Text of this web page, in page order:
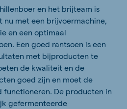
en het brijteam is
met een brijvoermachine,
en een optimaal
Een goed rantsoen is een
met bijproducten te
de kwaliteit en de
goed zijn en moet de
functioneren. De producten in
gefermenteerde